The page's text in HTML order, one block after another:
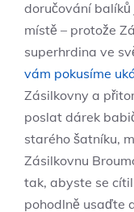
doručování
místě – protože
superhrdina ve
vám pokusíme
Zásilkovny a
poslat dárek
starého šatníku,
Zásilkovnu
tak, abyste se
pohodlně usaďte